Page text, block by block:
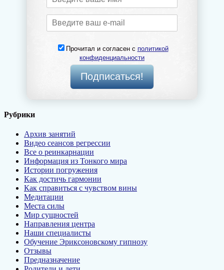
Прочитал и согласен с политикой
конфиденциальности
Рубрики
Архив занятий
Видео сеансов регрессии
Все о реинкарнации
Информация из Тонкого мира
Истории погружения
Как достичь гармонии
Как справиться с чувством вины
Медитации
Места силы
Мир сущностей
Направления центра
Наши специалисты
Обучение Эриксоновскому гипнозу
Отзывы
Предназначение